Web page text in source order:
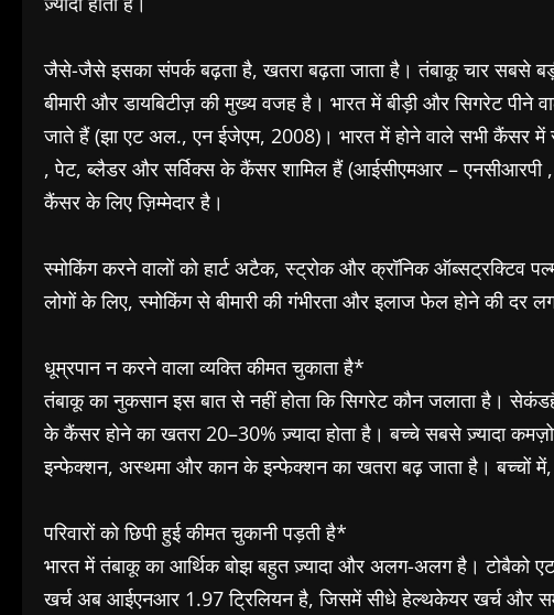
जैसे-जैसे इसका संपर्क बढ़ता है, खतरा बढ़ता जाता है। तंबाकू चार सबसे
बीमारी और डायबिटीज़ की मुख्य वजह है। भारत में बीड़ी और सिगरेट
जाते हैं (झा एट अल., एन ईजेएम, 2008)। भारत में होने वाले सभी कैंसर
, पेट, ब्लैडर और सर्विक्स के कैंसर शामिल हैं (आईसीएमआर –
कैंसर के लिए ज़िम्मेदार है।
स्मोकिंग करने वालों को हार्ट अटैक, स्ट्रोक और क्रॉनिक ऑब्सट्रक्टिव
लोगों के लिए, स्मोकिंग से बीमारी की गंभीरता और इलाज फेल होने की दर
धूम्रपान न करने वाला व्यक्ति कीमत चुकाता है*
तंबाकू का नुकसान इस बात से नहीं होता कि सिगरेट कौन जलाता है।
के कैंसर होने का खतरा 20–30% ज़्यादा होता है। बच्चे सबसे ज़्यादा
इन्फेक्शन, अस्थमा और कान के इन्फेक्शन का खतरा बढ़ जाता है। बच्चों
परिवारों को छिपी हुई कीमत चुकानी पड़ती है*
भारत में तंबाकू का आर्थिक बोझ बहुत ज़्यादा और अलग-अलग है। टोबैको
खर्च अब आईएनआर 1.97 ट्रिलियन है, जिसमें सीधे हेल्थकेयर खर्च और